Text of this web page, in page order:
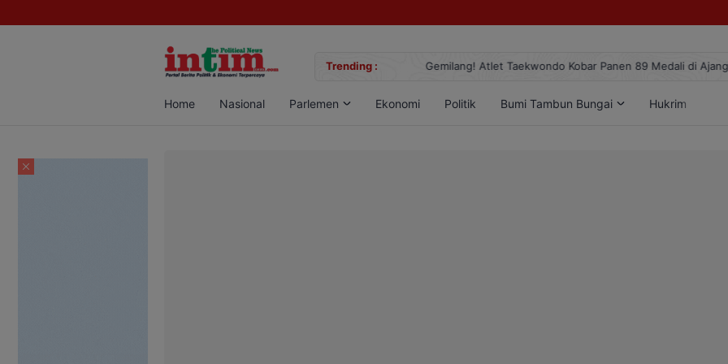
Trending :
Sabu di Pangkalan Bun, Dua Pelaku Diamankan Gemilang! Atlet Taekwondo Kobar Panen 89 Medali di Ajang
Home Nasional Parlemen Ekonomi Politik Bumi Tambun Bungai Hukrim